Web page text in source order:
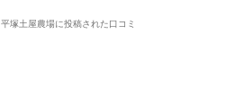
平塚土屋農場に投稿された口コミ